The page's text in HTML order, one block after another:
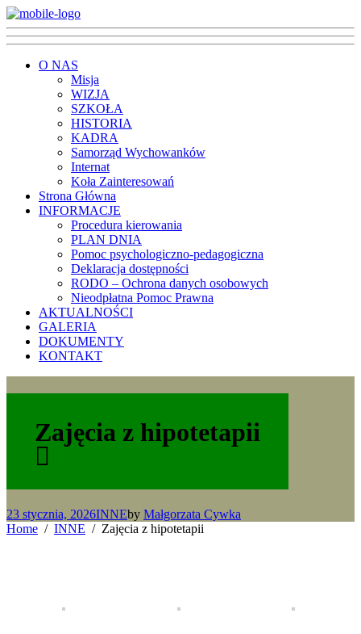
O NAS
Misja
WIZJA
SZKOŁA
HISTORIA
KADRA
Samorząd Wychowanków
Internat
Koła Zainteresowań
Strona Główna
INFORMACJE
Procedura kierowania
PLAN DNIA
Pomoc psychologiczno-pedagogiczna
Deklaracja dostępności
RODO – Ochrona danych osobowych
Nieodpłatna Pomoc Prawna
AKTUALNOŚCI
GALERIA
DOKUMENTY
KONTAKT
Zajęcia z hipotetapii
23 stycznia, 2026INNEby Małgorzata Cywka
Home
INNE Zajęcia z hipotetapii